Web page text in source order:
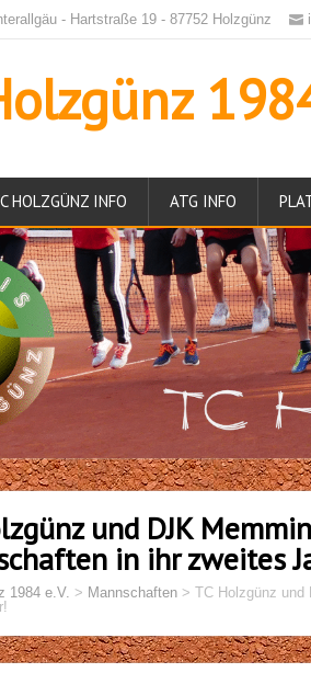
- Hartstraße 19 - 87752 Holzgünz
HOLZGÜNZ INFO ATG INFO
und DJK
in ihr zweites
1984 e.V. > Mannschaften > TC Holzgünz und